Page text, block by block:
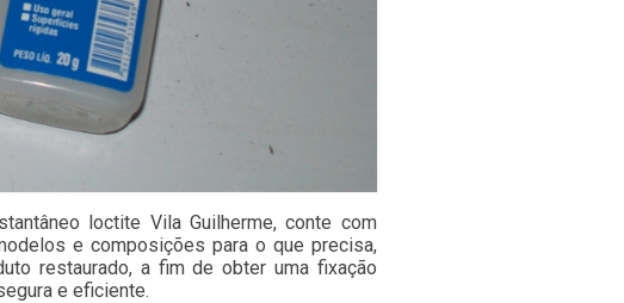
loctite Vila Guilherme, conte com
e composições para o que precisa,
restaurado, a fim de obter uma fixação
e eficiente.